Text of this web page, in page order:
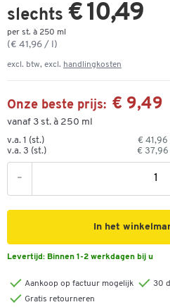
slechts € 10,49
per st. à 250 ml
(€ 41,96 / l)
excl. btw, excl. handlingkosten
Onze beste prijs: € 9,49
vanaf 3 st. à 250 ml
v.a. 1 (st.) € 41,96
v.a. 3 (st.)
€ 37,96
-
In het
Levertijd: Binnen 1-2 werkdagen bij u
Aankoop op factuur mogelijk
30
Gratis retourneren